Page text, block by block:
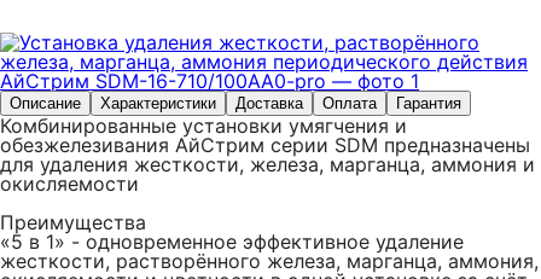
Описание Характеристики Доставка Оплата Гарантия
Комбинированные установки умягчения и
обезжелезивания АйСтрим серии SDМ предназначены
для удаления жесткости, железа, марганца, аммония и
окисляемости
Преимущества
«5 в 1» - одновременное эффективное удаление
жесткости, растворённого железа, марганца, аммония,